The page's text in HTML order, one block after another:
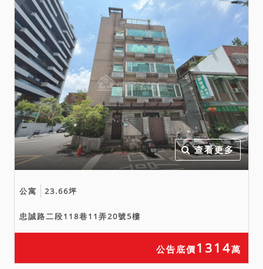
造執照紀錄，非屬建築基
地。
備註
一、以上不動產分別標價，
合併拍賣，以總價最高者得
標。
二、最低拍賣價額合計新台
幣：27,920,000元。
三、保證金新台幣：
5,590,000元。
四、抵押權登記拍定後塗
人有無積欠管理費，並注意
拍定後民法第826條之1第3
項規定之適用問題。
六、投標日期：中華民國
查看更多
公寓 23.66坪
忠誠路二段118巷11弄20號5樓
公告底價 1314萬